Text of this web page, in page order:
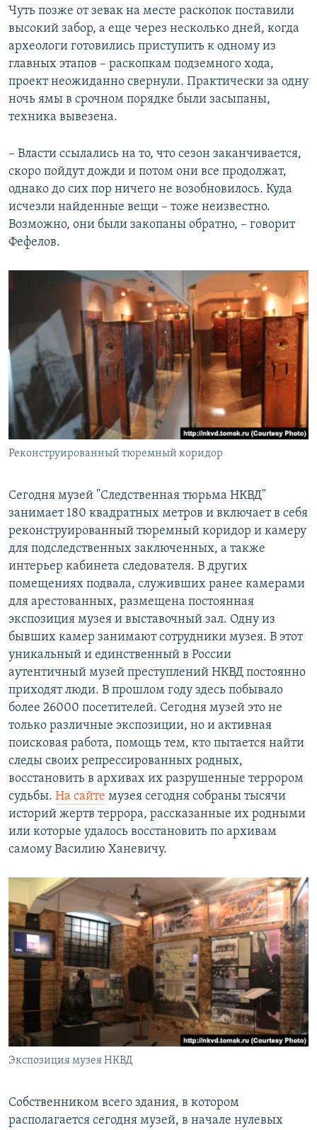
Чуть позже от зевак на месте раскопок поставили
высокий забор, а еще через несколько дней, когда
археологи готовились приступить к одному из
главных этапов – раскопкам подземного хода,
проект неожиданно свернули.​ Практически за одну
ночь ямы в срочном порядке были засыпаны,
техника вывезена.
– Власти ссылались на то, что сезон заканчивается,
скоро пойдут дожди и потом они все продолжат,
однако до сих пор ничего не возобновилось. Куда
исчезли найденные вещи – тоже неизвестно.
Возможно, они были закопаны обратно, – говорит
Фефелов.
Реконструированный тюремный коридор
Сегодня музей "Следственная тюрьма НКВД"
занимает 180 квадратных метров и включает в себя
реконструированный тюремный коридор и камеру
для подследственных заключенных, а также
интерьер кабинета следователя. В других
помещениях подвала, служивших ранее камерами
для арестованных, размещена постоянная
экспозиция музея и выставочный зал. Одну из
бывших камер занимают сотрудники музея. В этот
уникальный и единственный в России
аутентичный музей преступлений НКВД постоянно
приходят люди. В прошлом году здесь побывало
более 26000 посетителей. Сегодня музей это не
только различные экспозиции, но и активная
поисковая работа, помощь тем, кто пытается найти
следы своих репрессированных родных,
восстановить в архивах их разрушенные террором
судьбы. На сайте музея сегодня собраны тысячи
историй жертв террора, рассказанные их родными
или которые удалось восстановить по архивам
самому Василию Ханевичу.
Экспозиция музея НКВД
Собственником всего здания, в котором
располагается сегодня музей, в начале нулевых